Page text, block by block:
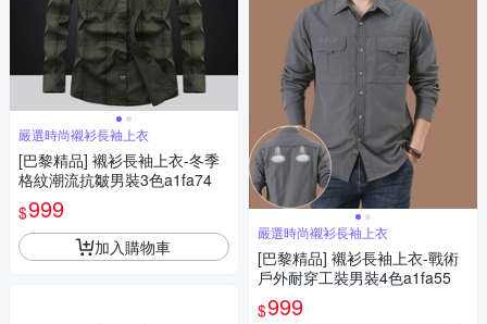
嚴選時尚襯衫長袖上衣
[巴黎精品] 襯衫長袖上衣-冬季
格紋潮流抗皺男裝3色a1fa74
$999
加入購物車
嚴選時尚襯衫長袖上衣
[巴黎精品] 襯衫長袖上衣-戰術
戶外耐穿工裝男裝4色a1fa55
$999